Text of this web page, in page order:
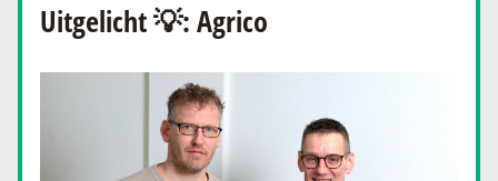
Uitgelicht 💡: Agrico